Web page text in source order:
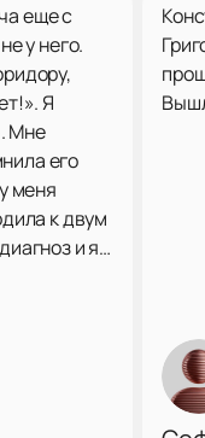
еще с
у него.
Я
Мне
его
меня
к двум
и я
была на